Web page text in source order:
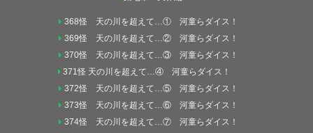
368怪 天の川を超えて…① 河童らダイス！
369怪 天の川を超えて…② 河童らダイス！
370怪 天の川を超えて…③ 河童らダイス！
371怪 天の川を超えて…④ 河童らダイス！
372怪 天の川を超えて…⑤ 河童らダイス！
373怪 天の川を超えて…⑥ 河童らダイス！
374怪 天の川を超えて…⑦ 河童らダイス！